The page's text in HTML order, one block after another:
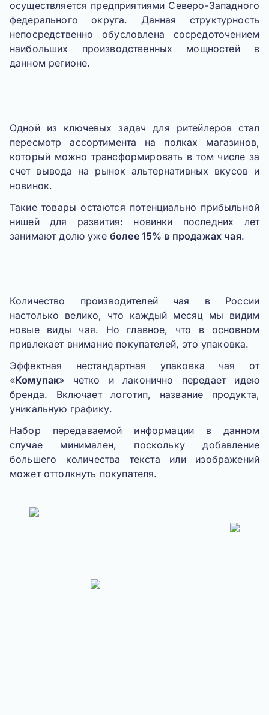
осуществляется предприятиями Северо-Западного
федерального округа. Данная структурность
непосредственно обусловлена сосредоточением
наибольших производственных мощностей в
данном регионе.
Одной из ключевых задач для ритейлеров стал
пересмотр ассортимента на полках магазинов,
который можно трансформировать в том числе за
счет вывода на рынок альтернативных вкусов и
новинок.
Такие товары остаются потенциально прибыльной
нишей для развития: новинки последних лет
занимают долю уже более 15% в продажах чая.
Количество производителей чая в России
настолько велико, что каждый месяц мы видим
новые виды чая. Но главное, что в основном
привлекает внимание покупателей, это упаковка.
Эффектная нестандартная упаковка чая от
«Комупак» четко и лаконично передает идею
бренда. Включает логотип, название продукта,
уникальную графику.
Набор передаваемой информации в данном
случае минимален, поскольку добавление
большего количества текста или изображений
может оттолкнуть покупателя.